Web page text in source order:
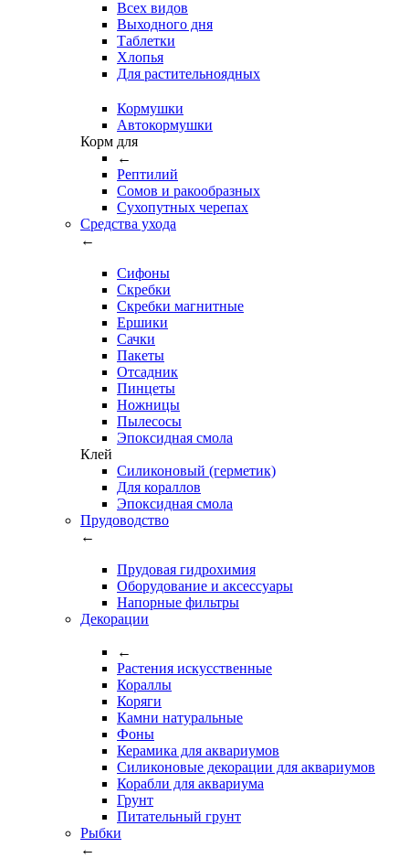
Всех видов
Выходного дня
Таблетки
Хлопья
Для растительноядных
Кормушки
Автокормушки
Корм для
←
Рептилий
Сомов и ракообразных
Сухопутных черепах
Средства ухода
←
Сифоны
Скребки
Скребки магнитные
Ершики
Сачки
Пакеты
Отсадник
Пинцеты
Ножницы
Пылесосы
Эпоксидная смола
Клей
Силиконовый (герметик)
Для кораллов
Эпоксидная смола
Прудоводство
←
Прудовая гидрохимия
Оборудование и аксессуары
Напорные фильтры
Декорации
←
Растения искусственные
Кораллы
Коряги
Камни натуральные
Фоны
Керамика для аквариумов
Силиконовые декорации для аквариумов
Корабли для аквариума
Грунт
Питательный грунт
Рыбки
←